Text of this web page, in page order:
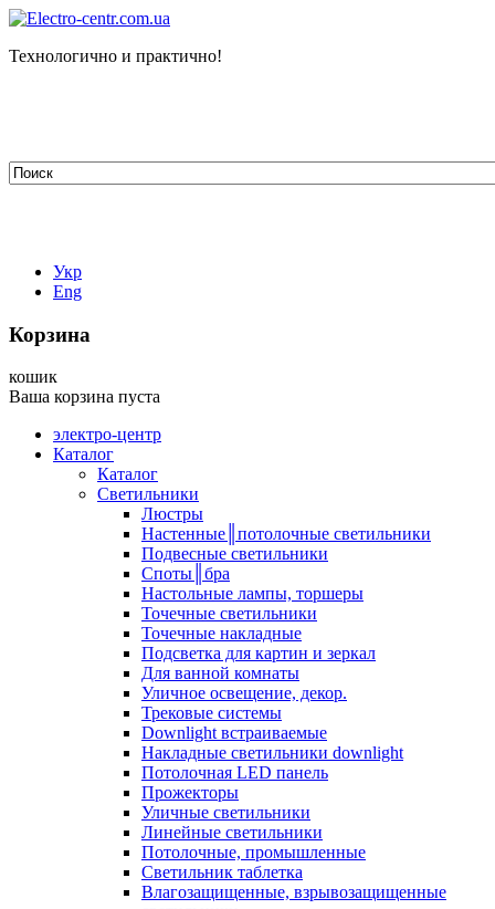
Технологично и практично!
Укр
Eng
Корзина
кошик
Ваша корзина пуста
электро-центр
Каталог
Каталог
Светильники
Люстры
Настенные║потолочные светильники
Подвесные светильники
Споты║бра
Настольные лампы, торшеры
Точечные светильники
Точечные накладные
Подсветка для картин и зеркал
Для ванной комнаты
Уличное освещение, декор.
Трековые системы
Downlight встраиваемые
Накладные светильники downlight
Потолочная LED панель
Прожекторы
Уличные светильники
Линейные светильники
Потолочные, промышленные
Светильник таблетка
Влагозащищенные, взрывозащищенные